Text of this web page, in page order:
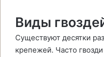
Виды
Существуют десятки
крепежей. Часто